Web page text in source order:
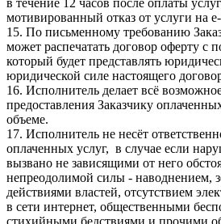
мотивированный отказ от услуги на
15. По письменному требованию
может распечатать договор оферту с
который будет представлять
юридической силе настоящего
16. Исполнитель делает всё
предоставления Заказчику
объеме.
17. Исполнитель не несёт
оплаченных услуг, в случае если
вызвано не зависящими от него
непреодолимой силы - наводнением,
действиями властей, отсутствием
в сети интернет, общественными
стихийными бедствиями и прочими